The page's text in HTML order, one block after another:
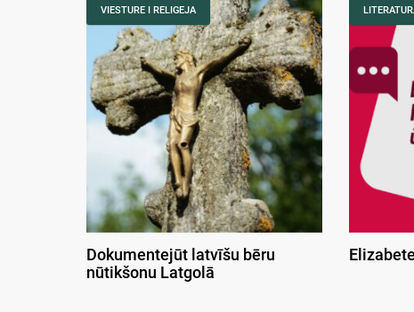
VIESTURE I RELIGEJA
Dokumentejūt latvīšu bēru
nūtikšonu Latgolā